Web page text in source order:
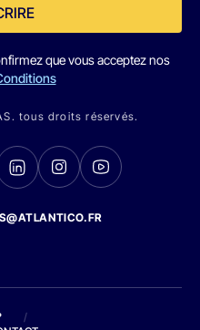
que vous acceptez nos
tous droits réservés.
/